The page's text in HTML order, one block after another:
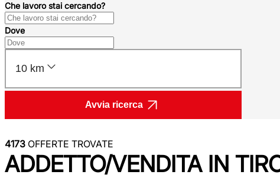
Che lavoro stai cercando?
Dove
10 km
Avvia ricerca
4173 OFFERTE TROVATE
ADDETTO/VENDITA IN